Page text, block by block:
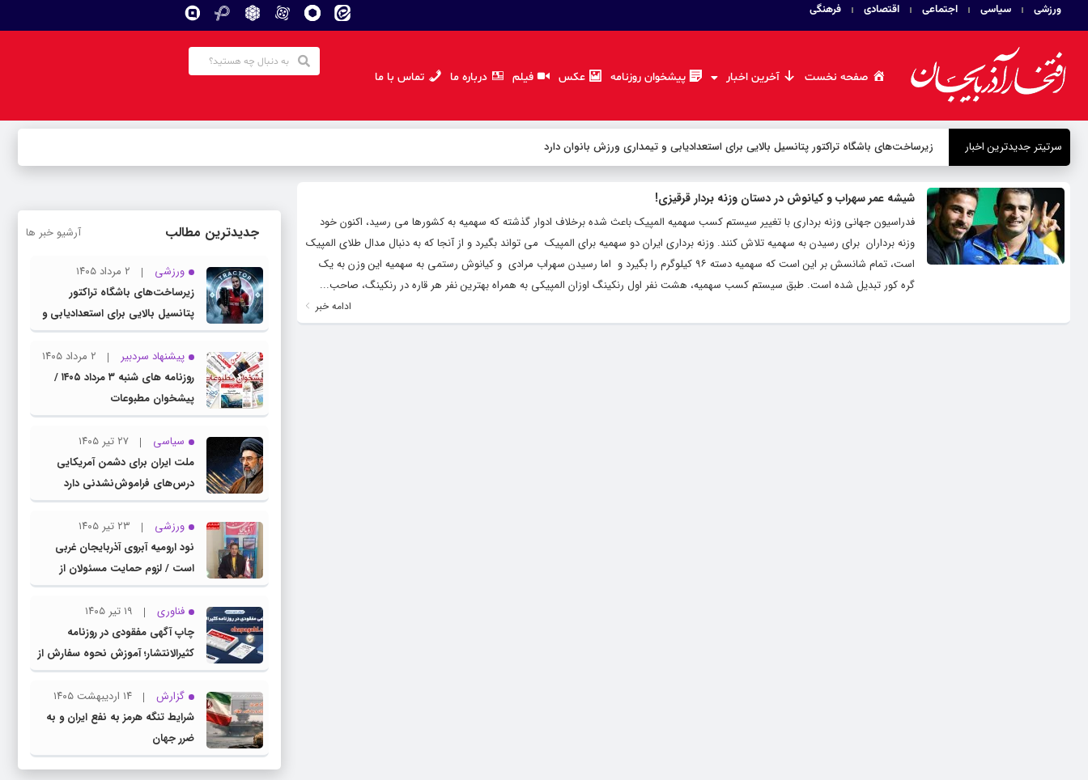
ورزشی سیاسی اجتماعی اقتصادی فرهنگی
صفحه نخست آخرین اخبار پیشخوان روزنامه عکس فیلم درباره ما تماس با ما
سرتیتر جدیدترین اخبار زیرساخت‌های باشگاه تراکتور پتانسیل بالایی برای استعدادیابی و تیمداری ورزش بانوان دارد
شیشه عمر سهراب و کیانوش در دستان وزنه بردار قرقیزی!
فدراسیون جهانی وزنه برداری با تغییر سیستم کسب سهمیه المپیک باعث شده برخلاف ادوار گذشته که سهمیه به کشورها می رسید، اکنون خود
وزنه برداران برای رسیدن به سهمیه تلاش کنند. وزنه برداری ایران دو سهمیه برای المپیک می تواند بگیرد و از آنجا که به دنبال مدال طلای المپیک
است، تمام شانسش بر این است که سهمیه دسته ۹۶ کیلوگرم را بگیرد و اما رسیدن سهراب مرادی و کیانوش رستمی به سهمیه این وزن به یک
گره کور تبدیل شده است. طبق سیستم کسب سهمیه، هشت نفر اول رنکینگ اوزان المپیکی به همراه بهترین نفر هر قاره در رنکینگ، صاحب...
ادامه خبر
جدیدترین مطالب آرشیو خبر ها
ورزشی
۲ مرداد ۱۴۰۵
زیرساخت‌های باشگاه تراکتور
پتانسیل بالایی برای استعدادیابی و
تیمداری ورزش بانوان دارد
پیشنهاد سردبیر
۲ مرداد ۱۴۰۵
روزنامه های شنبه ۳ مرداد ۱۴۰۵ /
پیشخوان مطبوعات
سیاسی
۲۷ تیر ۱۴۰۵
ملت ایران برای دشمن آمریکایی
درس‌های فراموش‌نشدنی دارد
ورزشی
۲۳ تیر ۱۴۰۵
نود ارومیه آبروی آذربایجان غربی
است / لزوم حمایت مسئولان از
باشگاه نود
فناوری
۱۹ تیر ۱۴۰۵
چاپ آگهی مفقودی در روزنامه
کثیرالانتشار؛ آموزش نحوه سفارش از
سامانه چاپ آگهی دات کام
گزارش
۱۴ اردیبهشت ۱۴۰۵
شرایط تنگه هرمز به نفع ایران و به
ضرر جهان